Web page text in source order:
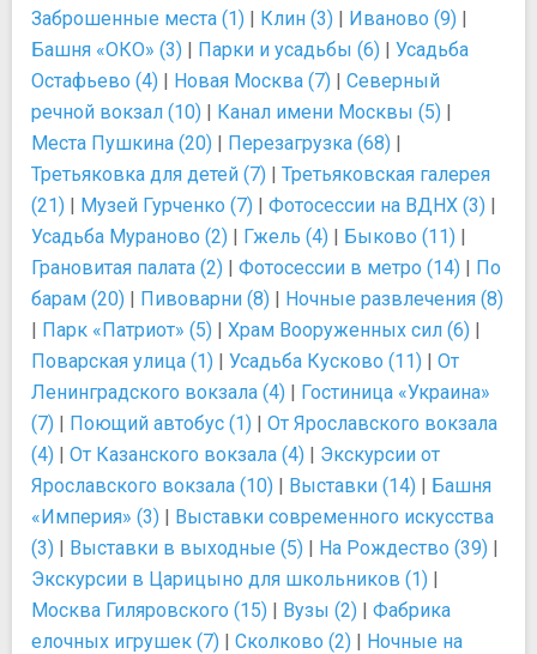
Заброшенные места (1) | Клин (3) | Иваново (9) |
Башня «ОКО» (3) | Парки и усадьбы (6) | Усадьба
Остафьево (4) | Новая Москва (7) | Северный
речной вокзал (10) | Канал имени Москвы (5) |
Места Пушкина (20) | Перезагрузка (68) |
Третьяковка для детей (7) | Третьяковская галерея
(21) | Музей Гурченко (7) | Фотосессии на ВДНХ (3) |
Усадьба Мураново (2) | Гжель (4) | Быково (11) |
Грановитая палата (2) | Фотосессии в метро (14) | По
барам (20) | Пивоварни (8) | Ночные развлечения (8)
| Парк «Патриот» (5) | Храм Вооруженных сил (6) |
Поварская улица (1) | Усадьба Кусково (11) | От
Ленинградского вокзала (4) | Гостиница «Украина»
(7) | Поющий автобус (1) | От Ярославского вокзала
(4) | От Казанского вокзала (4) | Экскурсии от
Ярославского вокзала (10) | Выставки (14) | Башня
«Империя» (3) | Выставки современного искусства
(3) | Выставки в выходные (5) | На Рождество (39) |
Экскурсии в Царицыно для школьников (1) |
Москва Гиляровского (15) | Вузы (2) | Фабрика
елочных игрушек (7) | Сколково (2) | Ночные на